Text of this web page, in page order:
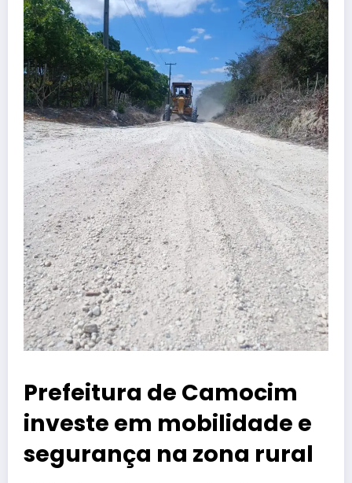
Prefeitura de Camocim
investe em mobilidade e
segurança na zona rural